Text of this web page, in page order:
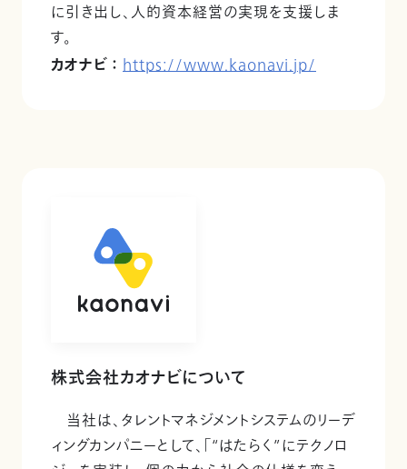
に引き出し、人的資本経営の実現を支援しま
す。
カオナビ ： https://www.kaonavi.jp/
株式会社カオナビについて
当社は、タレントマネジメントシステムのリーデ
ィングカンパニーとして、「“はたらく”にテクノロ